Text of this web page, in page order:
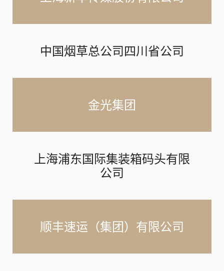
中国烟草总公司四川省公司
金光集团
上海浦东国际集装箱码头有限
公司
顺丰速运（集团）有限公司